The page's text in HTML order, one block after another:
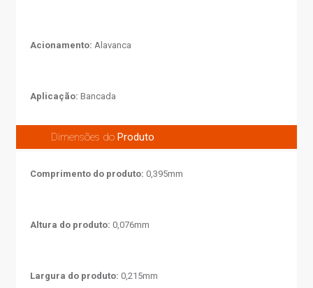
Acionamento: Alavanca
Aplicação: Bancada
Dimensões doProduto
Comprimento do produto: 0,395mm
Altura do produto: 0,076mm
Largura do produto: 0,215mm